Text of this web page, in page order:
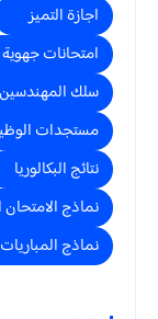
اجازة التميز
امتحانات جهوية
سلك المهندسين
مستجدات
نتائج البكالوريا
نماذج
نماذج المباريات